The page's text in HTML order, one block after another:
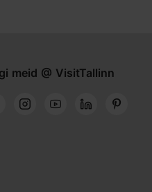
meid @ VisitTallinn